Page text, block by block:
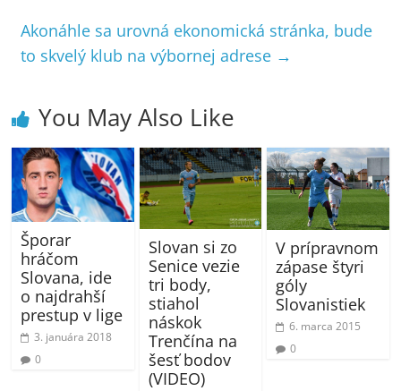
Akonáhle sa urovná ekonomická stránka, bude
to skvelý klub na výbornej adrese →
You May Also Like
Šporar
hráčom
Slovana, ide
o najdrahší
prestup v lige
3. januára 2018
0
Slovan si zo
Senice vezie
tri body,
stiahol
náskok
Trenčína na
šesť bodov
(VIDEO)
V prípravnom
zápase štyri
góly
Slovanistiek
6. marca 2015
0